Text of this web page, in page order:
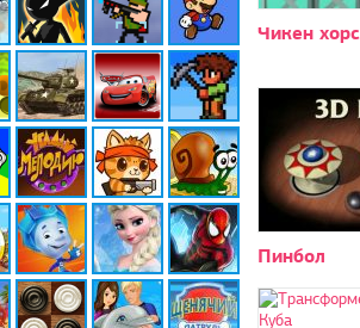
Чикен хорс
Пинбол